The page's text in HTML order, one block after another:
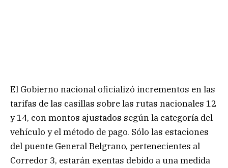
El Gobierno nacional oficializó incrementos en las
tarifas de las casillas sobre las rutas nacionales 12
y 14, con montos ajustados según la categoría del
vehículo y el método de pago. Sólo las estaciones
del puente General Belgrano, pertenecientes al
Corredor 3, estarán exentas debido a una medida